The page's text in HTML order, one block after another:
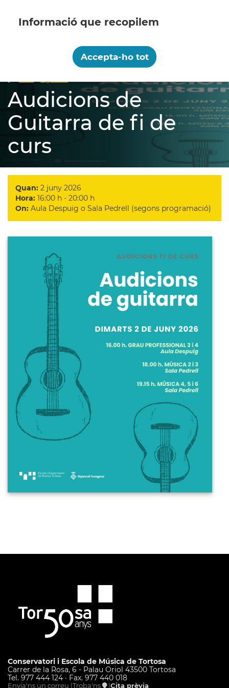
contingut
Fil
d'ariadna
Audicions de
Guitarra de fi de
curs
Quan: 2 juny 2026
Hora: 16:00 h - 20:00 h
On: Aula Despuig o Sala Pedrell (segons programació)
personal amb les següents finalitats:
Funcionalitat, Analítica.
Canviar preferències
Accepta-ho tot
Conservatori i Escola de Música de Tortosa
Carrer de la Rosa, 6 - Palau Oriol 43500 Tortosa
Tel. 977 444 124 · Fax. 977 440 018
Envia'ns un correu | Troba'ns | Cita prèvia